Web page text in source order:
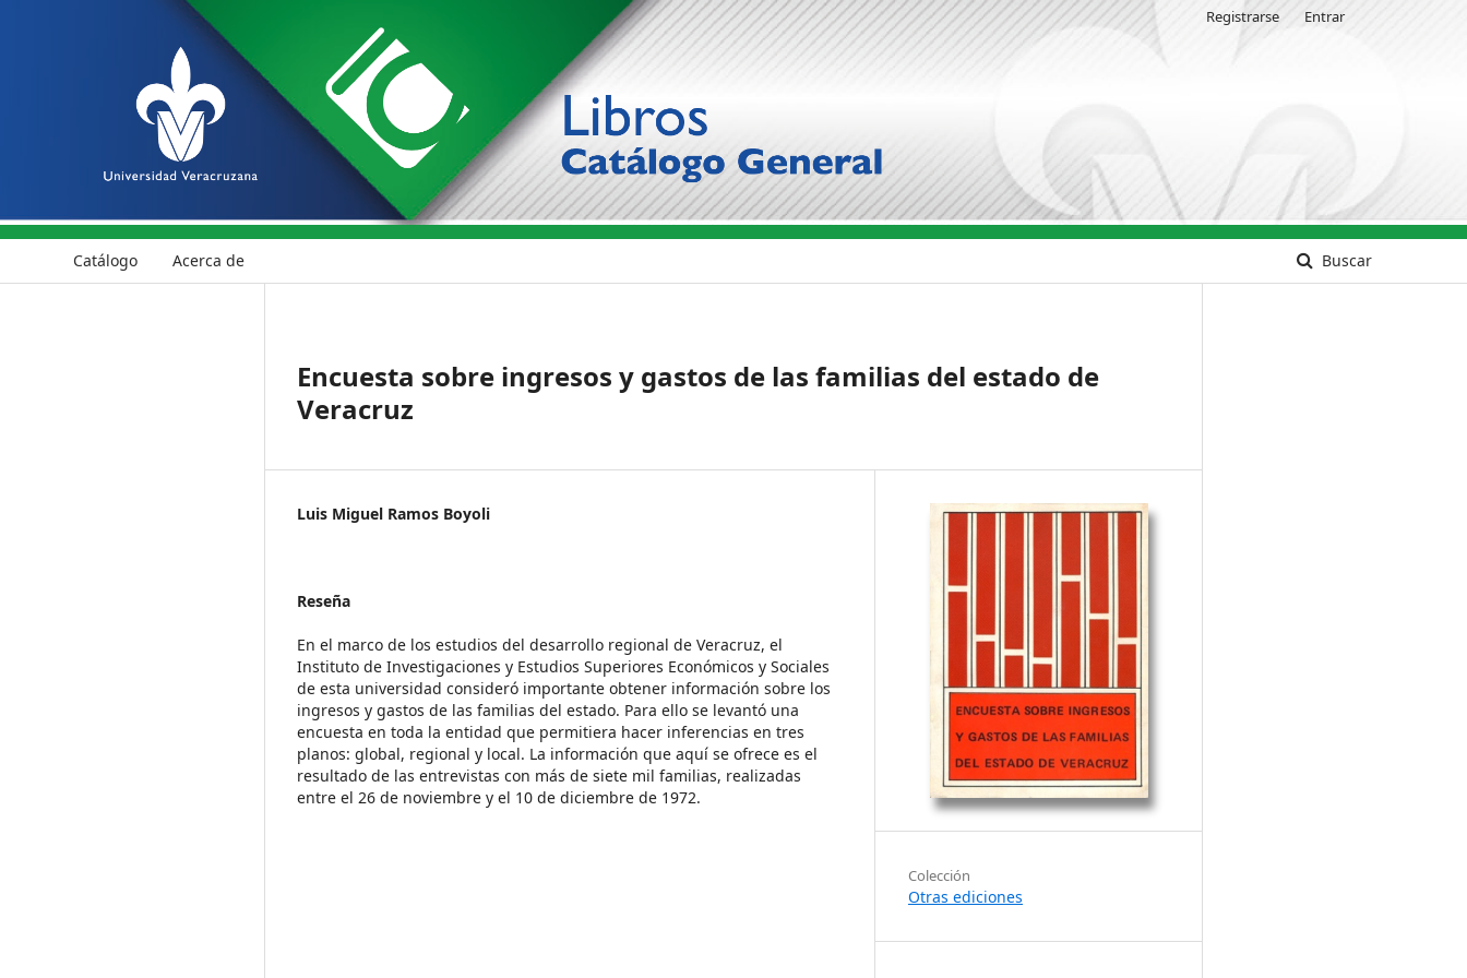
Catálogo Acerca de Buscar
Registrarse Entrar
Encuesta sobre ingresos y gastos de las familias del estado de
Veracruz
Luis Miguel Ramos Boyoli
Reseña
En el marco de los estudios del desarrollo regional de Veracruz, el
Instituto de Investigaciones y Estudios Superiores Económicos y Sociales
de esta universidad consideró importante obtener información sobre los
ingresos y gastos de las familias del estado. Para ello se levantó una
encuesta en toda la entidad que permitiera hacer inferencias en tres
planos: global, regional y local. La información que aquí se ofrece es el
resultado de las entrevistas con más de siete mil familias, realizadas
entre el 26 de noviembre y el 10 de diciembre de 1972.
Colección
Otras ediciones